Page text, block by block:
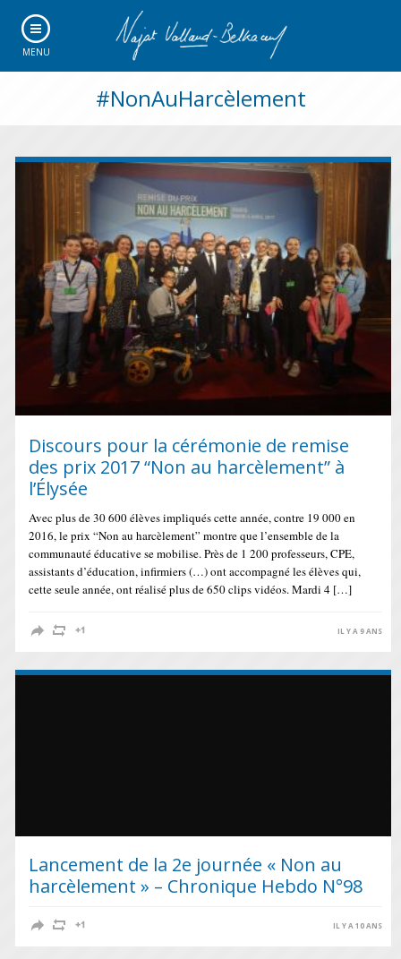
MENU
#NonAuHarcèlement
Discours pour la cérémonie de remise
des prix 2017 “Non au harcèlement” à
l’Élysée
Avec plus de 30 600 élèves impliqués cette année, contre 19 000 en
2016, le prix “Non au harcèlement” montre que l’ensemble de la
communauté éducative se mobilise. Près de 1 200 professeurs, CPE,
assistants d’éducation, infirmiers (…) ont accompagné les élèves qui,
cette seule année, ont réalisé plus de 650 clips vidéos. Mardi 4 […]
IL Y A 9 ANS
Lancement de la 2e journée « Non au
harcèlement » – Chronique Hebdo N°98
IL Y A 10 ANS